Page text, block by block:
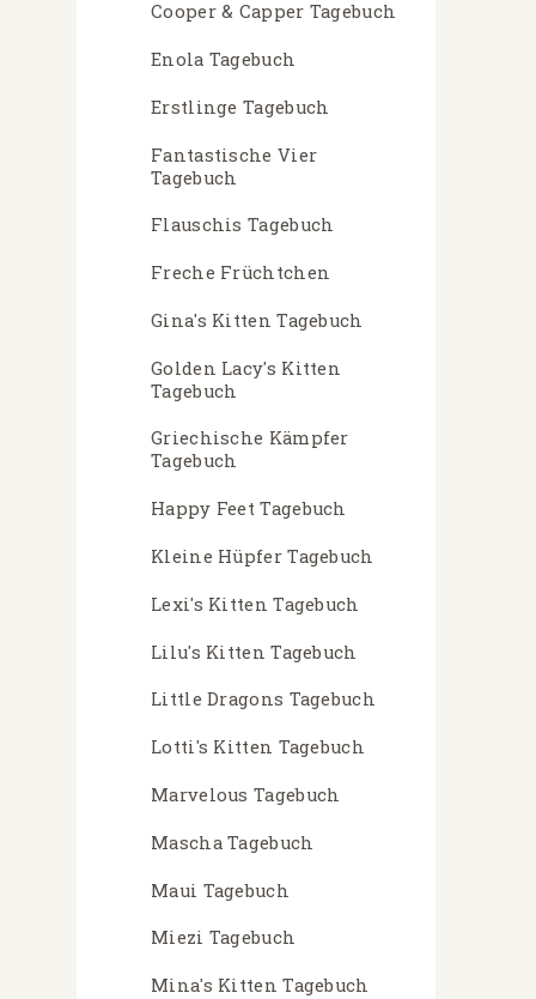
Cooper & Capper Tagebuch
Enola Tagebuch
Erstlinge Tagebuch
Fantastische Vier
Tagebuch
Flauschis Tagebuch
Freche Früchtchen
Gina's Kitten Tagebuch
Golden Lacy's Kitten
Tagebuch
Griechische Kämpfer
Tagebuch
Happy Feet Tagebuch
Kleine Hüpfer Tagebuch
Lexi's Kitten Tagebuch
Lilu's Kitten Tagebuch
Little Dragons Tagebuch
Lotti's Kitten Tagebuch
Marvelous Tagebuch
Mascha Tagebuch
Maui Tagebuch
Miezi Tagebuch
Mina's Kitten Tagebuch